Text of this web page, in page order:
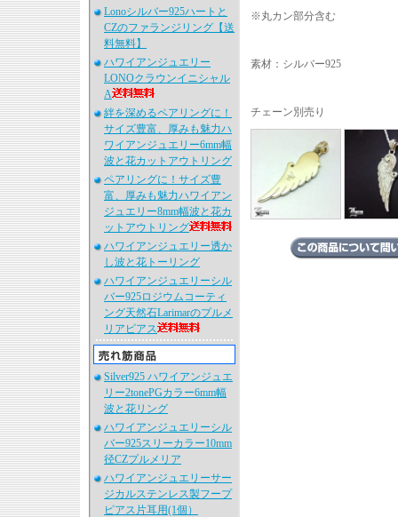
Lonoシルバー925ハートと
CZのファランジリング【送
料無料】
ハワイアンジュエリー
LONOクラウンイニシャル
A
絆を深めるペアリングに！
サイズ豊富、厚みも魅力ハ
ワイアンジュエリー6mm幅
波と花カットアウトリング
ペアリングに！サイズ豊
富、厚みも魅力ハワイアン
ジュエリー8mm幅波と花カ
ットアウトリング
ハワイアンジュエリー透か
し波と花トーリング
ハワイアンジュエリーシル
バー925ロジウムコーティ
ング天然石Larimarのプルメ
リアピアス
Silver925 ハワイアンジュエ
リー2tonePGカラー6mm幅
波と花リング
ハワイアンジュエリーシル
バー925スリーカラー10mm
径CZプルメリア
ハワイアンジュエリーサー
ジカルステンレス製フープ
ピアス片耳用(1個）
※丸カン部分含む
素材：シルバー925
チェーン別売り